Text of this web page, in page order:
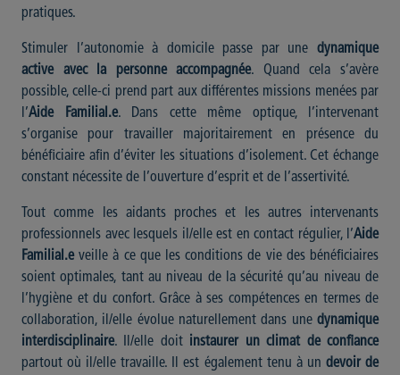
pratiques.
Stimuler l’autonomie à domicile passe par une dynamique
active avec la personne accompagnée. Quand cela s’avère
possible, celle-ci prend part aux différentes missions menées par
l’Aide Familial.e. Dans cette même optique, l’intervenant
s’organise pour travailler majoritairement en présence du
bénéficiaire afin d’éviter les situations d’isolement. Cet échange
constant nécessite de l’ouverture d’esprit et de l’assertivité.
Tout comme les aidants proches et les autres intervenants
professionnels avec lesquels il/elle est en contact régulier, l’Aide
Familial.eveille à ce que les conditions de vie des bénéficiaires
soient optimales, tant au niveau de la sécurité qu’au niveau de
l’hygiène et du confort. Grâce à ses compétences en termes de
collaboration, il/elle évolue naturellement dans une dynamique
interdisciplinaire. Il/elle doit instaurer un climat de confiance
partout où il/elle travaille. Il est également tenu à un devoir de